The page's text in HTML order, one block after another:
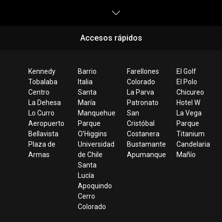
Accesos rápidos
Kennedy
Tobalaba
Centro
La Dehesa
Lo Curro
Aeropuerto
Bellavista
Plaza de
Armas
Barrio
Italia
Santa
María
Manquehue
Parque
O’Higgins
Universidad
de Chile
Santa
Lucía
Apoquindo
Cerro
Colorado
Farellones
Colorado
La Parva
Patronato
San
Cristóbal
Costanera
Bustamante
Apumanque
El Golf
El Polo
Chicureo
Hotel W
La Vega
Parque
Titanium
Candelaria
Mañío